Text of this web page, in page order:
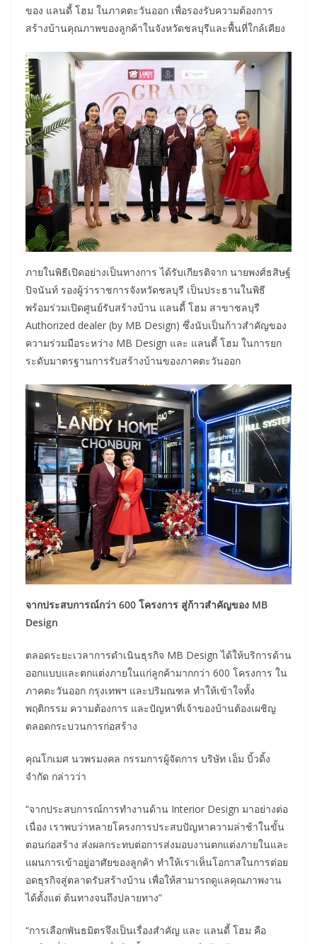
ของ แลนดี้ โฮม ในภาคตะวันออก เพื่อรองรับความต้องการ
สร้างบ้านคุณภาพของลูกค้าในจังหวัดชลบุรีและพื้นที่ใกล้เคียง
ภายในพิธีเปิดอย่างเป็นทางการ ได้รับเกียรติจาก นายพงศ์ธสิษฐ์
ปิจนันท์ รองผู้ว่าราชการจังหวัดชลบุรี เป็นประธานในพิธี
พร้อมร่วมเปิดศูนย์รับสร้างบ้าน แลนดี้ โฮม สาขาชลบุรี
Authorized dealer (by MB Design) ซึ่งนับเป็นก้าวสำคัญของ
ความร่วมมือระหว่าง MB Design และ แลนดี้ โฮม ในการยก
ระดับมาตรฐานการรับสร้างบ้านของภาคตะวันออก
จากประสบการณ์กว่า 600 โครงการ สู่ก้าวสำคัญของ MB
Design
ตลอดระยะเวลาการดำเนินธุรกิจ MB Design ได้ให้บริการด้าน
ออกแบบและตกแต่งภายในแก่ลูกค้ามากกว่า 600 โครงการ ใน
ภาคตะวันออก กรุงเทพฯ และปริมณฑล ทำให้เข้าใจทั้ง
พฤติกรรม ความต้องการ และปัญหาที่เจ้าของบ้านต้องเผชิญ
ตลอดกระบวนการก่อสร้าง
คุณโกเมศ นวพรมงคล กรรมการผู้จัดการ บริษัท เอ็ม บิ้วดิ้ง
จำกัด กล่าวว่า
“จากประสบการณ์การทำงานด้าน Interior Design มาอย่างต่อ
เนื่อง เราพบว่าหลายโครงการประสบปัญหาความล่าช้าในขั้น
ตอนก่อสร้าง ส่งผลกระทบต่อการส่งมอบงานตกแต่งภายในและ
แผนการเข้าอยู่อาศัยของลูกค้า ทำให้เราเห็นโอกาสในการต่อย
อดธุรกิจสู่ตลาดรับสร้างบ้าน เพื่อให้สามารถดูแลคุณภาพงาน
ได้ตั้งแต่ ต้นทางจนถึงปลายทาง”
“การเลือกพันธมิตรจึงเป็นเรื่องสำคัญ และ แลนดี้ โฮม คือ